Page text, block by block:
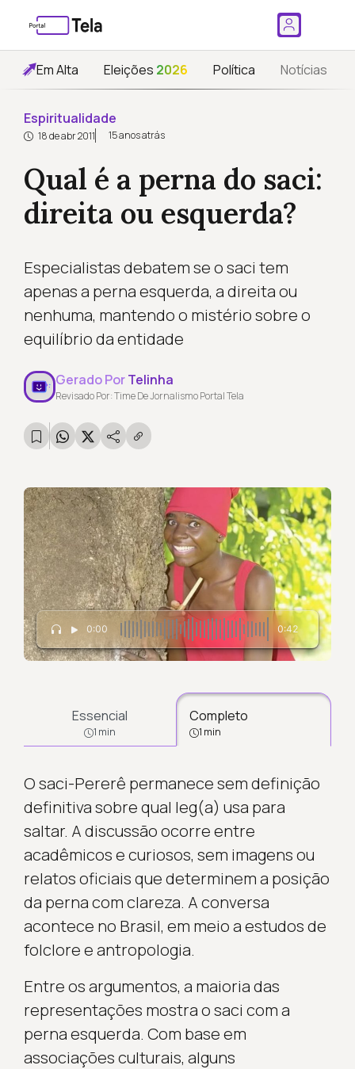
Em Alta Eleições 2026 Política Notícias
Espiritualidade
18 de abr 2011 15 anos atrás
Qual é a perna do saci:
direita ou esquerda?
Especialistas debatem se o saci tem
apenas a perna esquerda, a direita ou
nenhuma, mantendo o mistério sobre o
equilíbrio da entidade
Gerado PorTelinha
Revisado Por: Time De Jornalismo Portal Tela
0:00 0:42
Essencial
1 min
Completo
1 min
O saci-Pererê permanece sem definição
definitiva sobre qual leg(a) usa para
saltar. A discussão ocorre entre
acadêmicos e curiosos, sem imagens ou
relatos oficiais que determinem a posição
da perna com clareza. A conversa
acontece no Brasil, em meio a estudos de
folclore e antropologia.
Entre os argumentos, a maioria das
representações mostra o saci com a
perna esquerda. Com base em
associações culturais, alguns